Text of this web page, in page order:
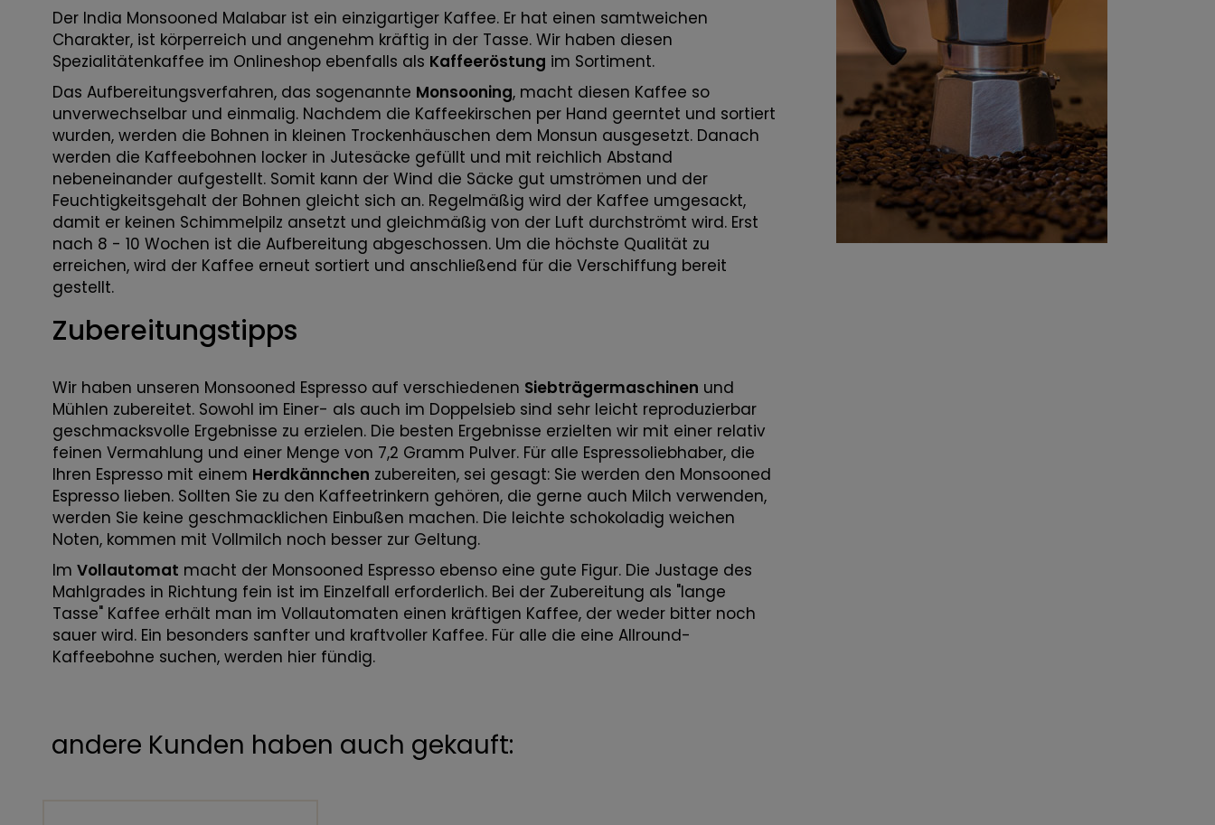
Der India Monsooned Malabar ist ein einzigartiger Kaffee. Er hat einen samtweichen
Charakter, ist körperreich und angenehm kräftig in der Tasse. Wir haben diesen
Spezialitätenkaffee im Onlineshop ebenfalls als Kaffeeröstung im Sortiment.
Das Aufbereitungsverfahren, das sogenannte Monsooning, macht diesen Kaffee so
unverwechselbar und einmalig. Nachdem die Kaffeekirschen per Hand geerntet und sortiert
wurden, werden die Bohnen in kleinen Trockenhäuschen dem Monsun ausgesetzt. Danach
werden die Kaffeebohnen locker in Jutesäcke gefüllt und mit reichlich Abstand
nebeneinander aufgestellt. Somit kann der Wind die Säcke gut umströmen und der
Feuchtigkeitsgehalt der Bohnen gleicht sich an. Regelmäßig wird der Kaffee umgesackt,
damit er keinen Schimmelpilz ansetzt und gleichmäßig von der Luft durchströmt wird. Erst
nach 8 - 10 Wochen ist die Aufbereitung abgeschossen. Um die höchste Qualität zu
erreichen, wird der Kaffee erneut sortiert und anschließend für die Verschiffung bereit
gestellt.
Zubereitungstipps
Wir haben unseren Monsooned Espresso auf verschiedenen Siebträgermaschinen und
Mühlen zubereitet. Sowohl im Einer- als auch im Doppelsieb sind sehr leicht reproduzierbar
geschmacksvolle Ergebnisse zu erzielen. Die besten Ergebnisse erzielten wir mit einer relativ
feinen Vermahlung und einer Menge von 7,2 Gramm Pulver. Für alle Espressoliebhaber, die
Ihren Espresso mit einem Herdkännchen zubereiten, sei gesagt: Sie werden den Monsooned
Espresso lieben. Sollten Sie zu den Kaffeetrinkern gehören, die gerne auch Milch verwenden,
werden Sie keine geschmacklichen Einbußen machen. Die leichte schokoladig weichen
Noten, kommen mit Vollmilch noch besser zur Geltung.
Im Vollautomat macht der Monsooned Espresso ebenso eine gute Figur. Die Justage des
Mahlgrades in Richtung fein ist im Einzelfall erforderlich. Bei der Zubereitung als "lange
Tasse" Kaffee erhält man im Vollautomaten einen kräftigen Kaffee, der weder bitter noch
sauer wird. Ein besonders sanfter und kraftvoller Kaffee. Für alle die eine Allround-
Kaffeebohne suchen, werden hier fündig.
andere Kunden haben auch gekauft: